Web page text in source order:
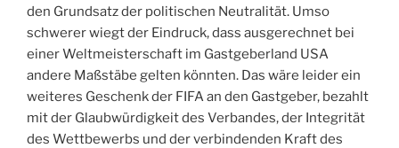
den Grundsatz der politischen Neutralität. Umso
schwerer wiegt der Eindruck, dass ausgerechnet bei
einer Weltmeisterschaft im Gastgeberland USA
andere Maßstäbe gelten könnten. Das wäre leider ein
weiteres Geschenk der FIFA an den Gastgeber, bezahlt
mit der Glaubwürdigkeit des Verbandes, der Integrität
des Wettbewerbs und der verbindenden Kraft des